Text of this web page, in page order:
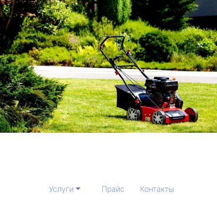
Услуги Прайс Контакты